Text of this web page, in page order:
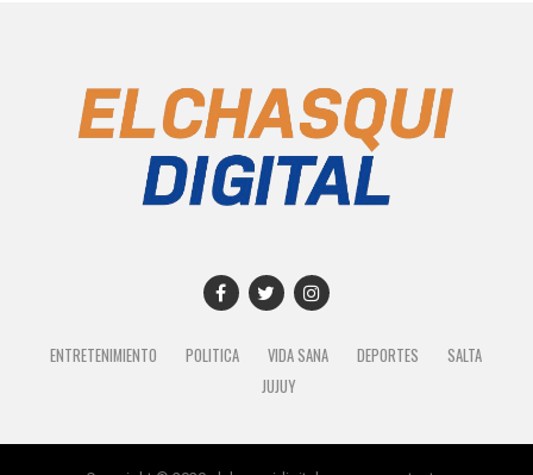
ENTRETENIMIENTO POLITICA VIDA SANA DEPORTES
SALTA
JUJUY